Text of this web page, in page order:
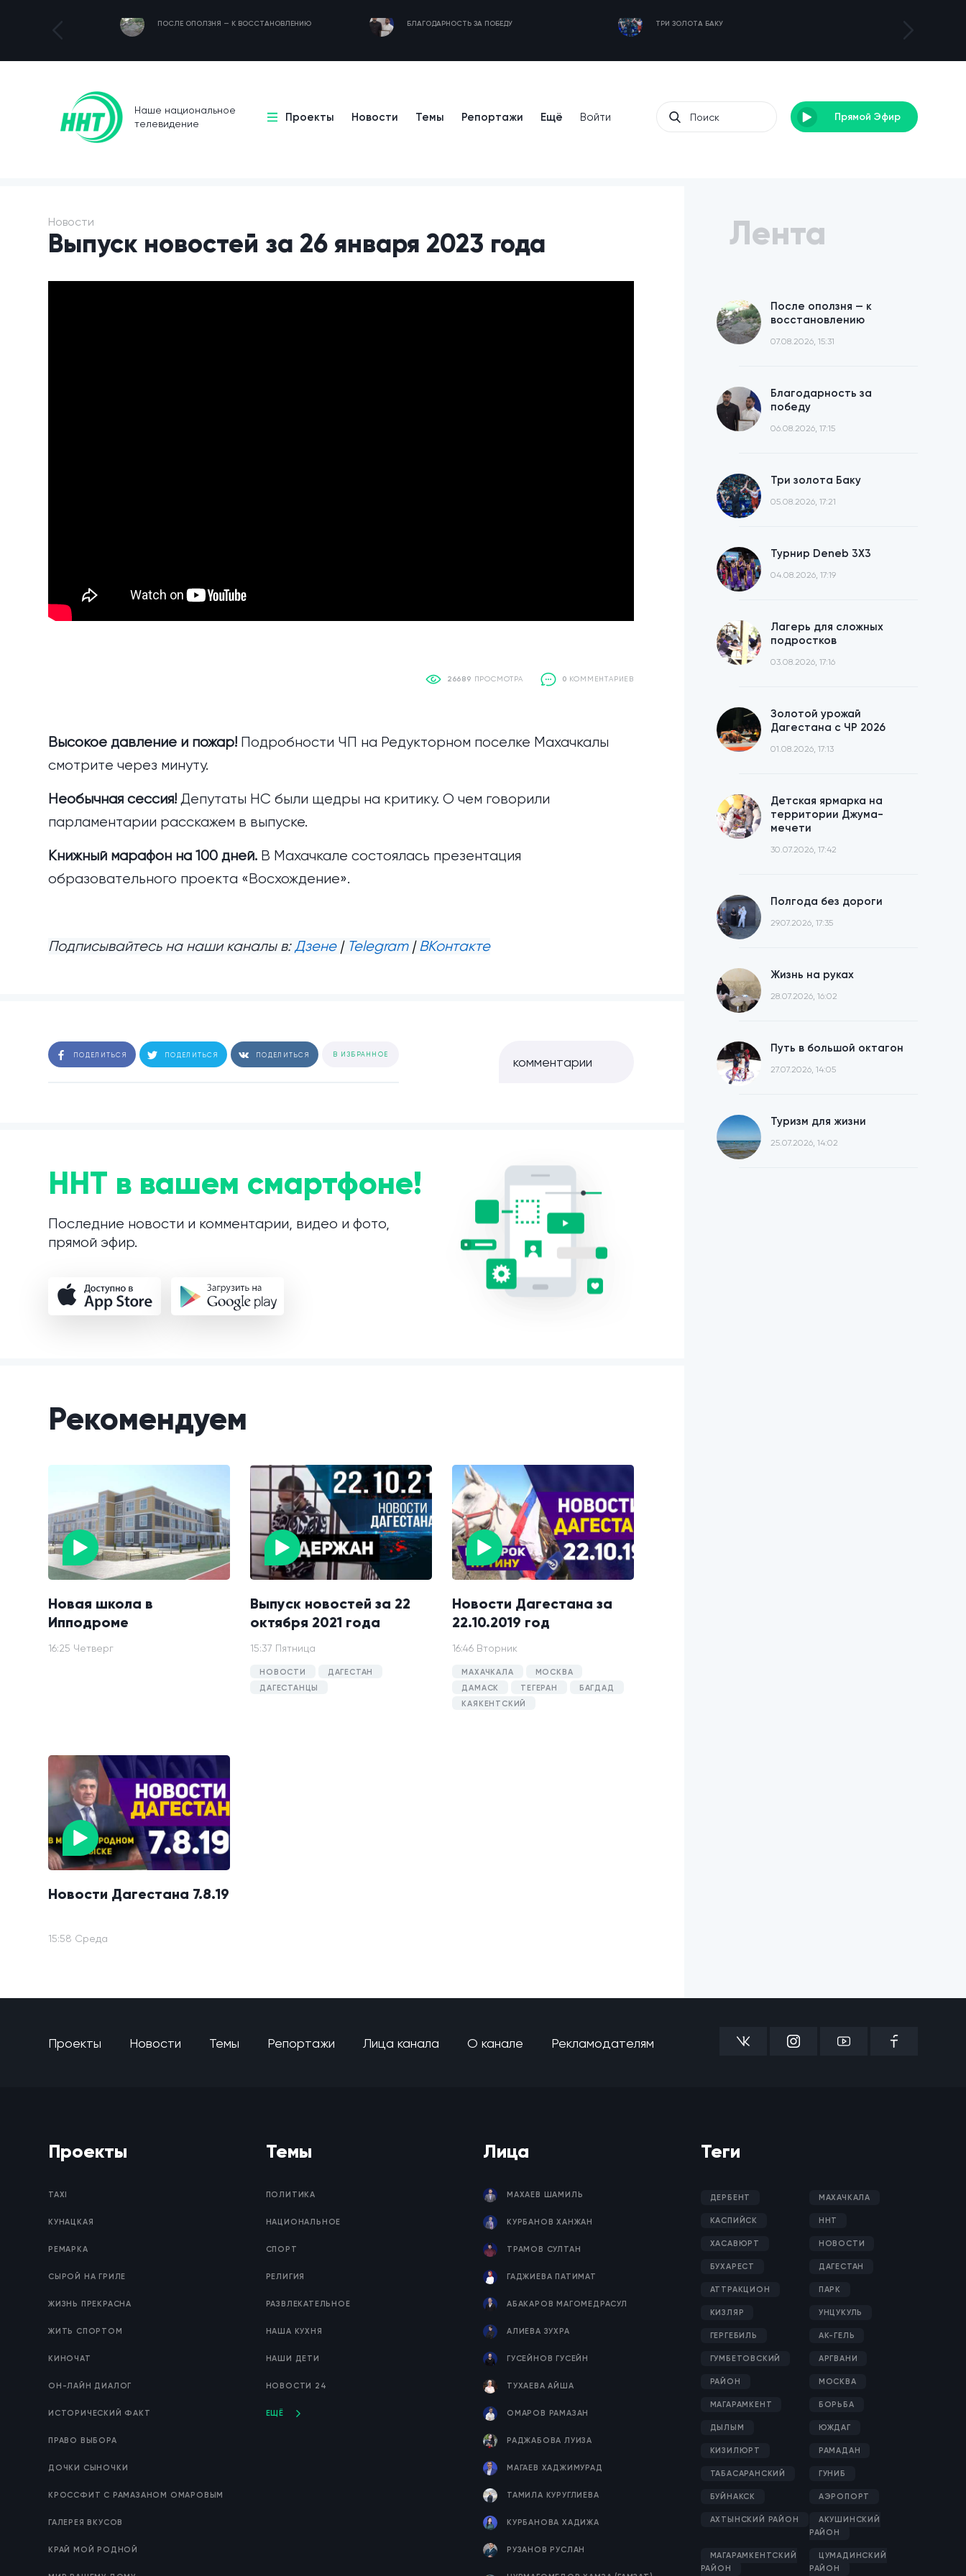
ПОСЛЕ ОПОЛЗНЯ — К ВОССТАНОВЛЕНИЮ БЛАГОДАРНОСТЬ ЗА ПОБЕДУ ТРИ ЗОЛОТА БАКУ ТУРНИР DENEB
Наше национальное
телевидение
Проекты Новости Темы Репортажи Ещё Войти Прямой Эфир
Новости
Выпуск новостей за 26 января 2023 года
26689 ПРОСМОТРА 0 КОММЕНТАРИЕВ
Высокое давление и пожар! Подробности ЧП на Редукторном поселке Махачкалы
смотрите через минуту.
Необычная сессия! Депутаты НС были щедры на критику. О чем говорили
парламентарии расскажем в выпуске.
Книжный марафон на 100 дней. В Махачкале состоялась презентация
образовательного проекта «Восхождение».
Подписывайтесь на наши каналы в:Дзене| Telegram|ВКонтакте
ПОДЕЛИТЬСЯ ПОДЕЛИТЬСЯ ПОДЕЛИТЬСЯ В ИЗБРАННОЕ
комментарии
ННТ в вашем смартфоне!
Последние новости и комментарии, видео и фото,
прямой эфир.
Рекомендуем
Новая школа в
Ипподроме
16:25 Четверг
Выпуск новостей за 22
октября 2021 года
15:37 Пятница
НОВОСТИ
ДАГЕСТАН
ДАГЕСТАНЦЫ
Новости Дагестана за
22.10.2019 год
16:46 Вторник
МАХАЧКАЛА
МОСКВА
ДАМАСК
ТЕГЕРАН
БАГДАД
КАЯКЕНТСКИЙ
Новости Дагестана 7.8.19
15:58 Среда
Лента
После оползня — к
восстановлению
07.08.2026, 15:31
Благодарность за
победу
06.08.2026, 17:15
Три золота Баку
05.08.2026, 17:21
Турнир Deneb 3X3
04.08.2026, 17:19
Лагерь для сложных
подростков
03.08.2026, 17:16
Золотой урожай
Дагестана с ЧР 2026
01.08.2026, 17:13
Детская ярмарка на
территории Джума-
мечети
30.07.2026, 17:42
Полгода без дороги
29.07.2026, 17:35
Жизнь на руках
28.07.2026, 16:02
Путь в большой октагон
27.07.2026, 14:05
Туризм для жизни
25.07.2026, 14:02
Проекты Новости Темы Репортажи Лица канала О канале Рекламодателям
Проекты
TAXI
КУНАЦКАЯ
РЕМАРКА
СЫРОЙ НА ГРИЛЕ
ЖИЗНЬ ПРЕКРАСНА
ЖИТЬ СПОРТОМ
КИНОЧАТ
ОН-ЛАЙН ДИАЛОГ
ИСТОРИЧЕСКИЙ ФАКТ
ПРАВО ВЫБОРА
ДОЧКИ СЫНОЧКИ
КРОССФИТ С РАМАЗАНОМ ОМАРОВЫМ
ГАЛЕРЕЯ ВКУСОВ
КРАЙ МОЙ РОДНОЙ
Темы
ПОЛИТИКА
НАЦИОНАЛЬНОЕ
СПОРТ
РЕЛИГИЯ
РАЗВЛЕКАТЕЛЬНОЕ
НАША КУХНЯ
НАШИ ДЕТИ
НОВОСТИ 24
ЕЩЁ
Лица
МАХАЕВ ШАМИЛЬ
КУРБАНОВ ХАНЖАН
ТРАМОВ СУЛТАН
ГАДЖИЕВА ПАТИМАТ
АБАКАРОВ МАГОМЕДРАСУЛ
АЛИЕВА ЗУХРА
ГУСЕЙНОВ ГУСЕЙН
ТУХАЕВА АЙША
ОМАРОВ РАМАЗАН
РАДЖАБОВА ЛУИЗА
МАГАЕВ ХАДЖИМУРАД
ТАМИЛА КУРУГЛИЕВА
КУРБАНОВА ХАДИЖА
РУЗАНОВ РУСЛАН
Теги
ДЕРБЕНТ МАХАЧКАЛА
КАСПИЙСК ННТ
ХАСАВЮРТ НОВОСТИ
БУХАРЕСТ ДАГЕСТАН
АТТРАКЦИОН ПАРК
КИЗЛЯР УНЦУКУЛЬ
ГЕРГЕБИЛЬ АК-ГЕЛЬ
ГУМБЕТОВСКИЙ АРГВАНИ
РАЙОН МОСКВА
МАГАРАМКЕНТ БОРЬБА
ДЫЛЫМ ЮЖДАГ
КИЗИЛЮРТ РАМАДАН
ТАБАСАРАНСКИЙ ГУНИБ
БУЙНАКСК АЭРОПОРТ
АХТЫНСКИЙ РАЙОН
АКУШИНСКИЙ
РАЙОН
МАГАРАМКЕНТСКИЙ
РАЙОН
ЦУМАДИНСКИЙ
РАЙОН